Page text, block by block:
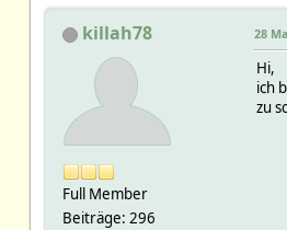
killah78
Full Member
Beiträge: 296
28
Hi,
ich
zu